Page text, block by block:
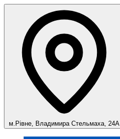
м.Рівне, Владимира Стельмаха, 24А